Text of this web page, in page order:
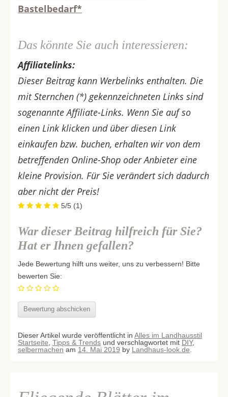
Bastelbedarf*
Das könnte Sie auch interessieren:
Affiliatelinks:
Dieser Beitrag kann Werbelinks enthalten. Die
mit Sternchen (*) gekennzeichneten Links sind
sogenannte Affiliate-Links. Wenn Sie auf so
einen Link klicken und über diesen Link
einkaufen bzw. buchen, erhalten wir von dem
betreffenden Online-Shop oder Anbieter eine
kleine Provision. Für Sie verändert sich dadurch
aber nicht der Preis!
5/5 (1)
War dieser Beitrag hilfreich für Sie?
Hat er Ihnen gefallen?
Jede Bewertung hilft uns weiter, uns zu verbessern! Bitte
bewerten Sie:
Dieser Artikel wurde veröffentlicht in Alles im Landhausstil
Startseite, Tipps & Trends und verschlagwortet mit DIY,
selbermachen am 14. Mai 2019 by Landhaus-look.de.